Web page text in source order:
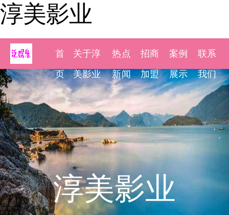
淳美影业
首
页
关于淳
美影业
热点
新闻
招商
加盟
案例
展示
联系
我们
淳美影业